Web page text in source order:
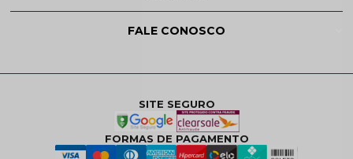
FALE CONOSCO
SITE SEGURO
FORMAS DE PAGAMENTO